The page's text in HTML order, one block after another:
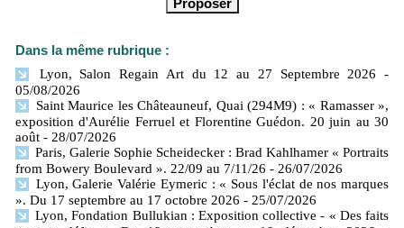
Dans la même rubrique :
Lyon, Salon Regain Art du 12 au 27 Septembre 2026
-
05/08/2026
Saint Maurice les Châteauneuf, Quai (294M9) : « Ramasser »,
exposition d'Aurélie Ferruel et Florentine Guédon. 20 juin au 30
août - 28/07/2026
Paris, Galerie Sophie Scheidecker : Brad Kahlhamer « Portraits
from Bowery Boulevard ». 22/09 au 7/11/26 - 26/07/2026
Lyon, Galerie Valérie Eymeric : « Sous l'éclat de nos marques
». Du 17 septembre au 17 octobre 2026 - 25/07/2026
Lyon, Fondation Bullukian : Exposition collective - « Des faits